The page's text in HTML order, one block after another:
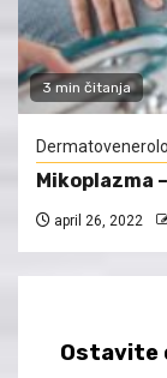
3 min čitanja
Mikoplazma
april 26, 2022
Ostavite